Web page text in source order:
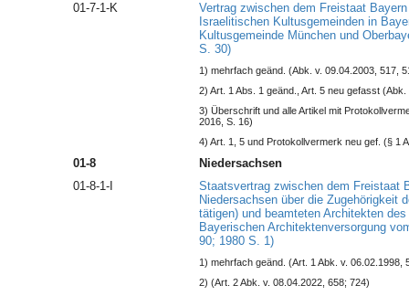
01-7-1-K
Vertrag zwischen dem Freistaat
Israelitischen Kultusgemeinden in
Kultusgemeinde München und
S. 30)
1) mehrfach geänd. (Abk. v. 09.04.2003, 517,
2) Art. 1 Abs. 1 geänd., Art. 5 neu gefasst
3) Überschrift und alle Artikel mit
2016, S. 16)
4) Art. 1, 5 und Protokollvermerk neu gef. (§ 1
01-8
Niedersachsen
01-8-1-I
Staatsvertrag zwischen dem Freistaat
Niedersachsen über die Zugehörigkeit
tätigen) und beamteten Architekten
Bayerischen Architektenversorgung
90; 1980 S. 1)
1) mehrfach geänd. (Art. 1 Abk. v. 06.02.1998,
2) (Art. 2 Abk. v. 08.04.2022, 658; 724)